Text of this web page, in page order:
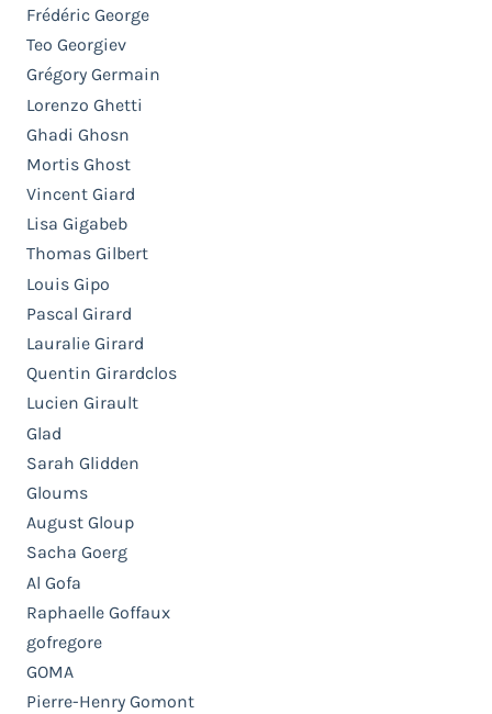
Frédéric George
Teo Georgiev
Grégory Germain
Lorenzo Ghetti
Ghadi Ghosn
Mortis Ghost
Vincent Giard
Lisa Gigabeb
Thomas Gilbert
Louis Gipo
Pascal Girard
Lauralie Girard
Quentin Girardclos
Lucien Girault
Glad
Sarah Glidden
Gloums
August Gloup
Sacha Goerg
Al Gofa
Raphaelle Goffaux
gofregore
GOMA
Pierre-Henry Gomont